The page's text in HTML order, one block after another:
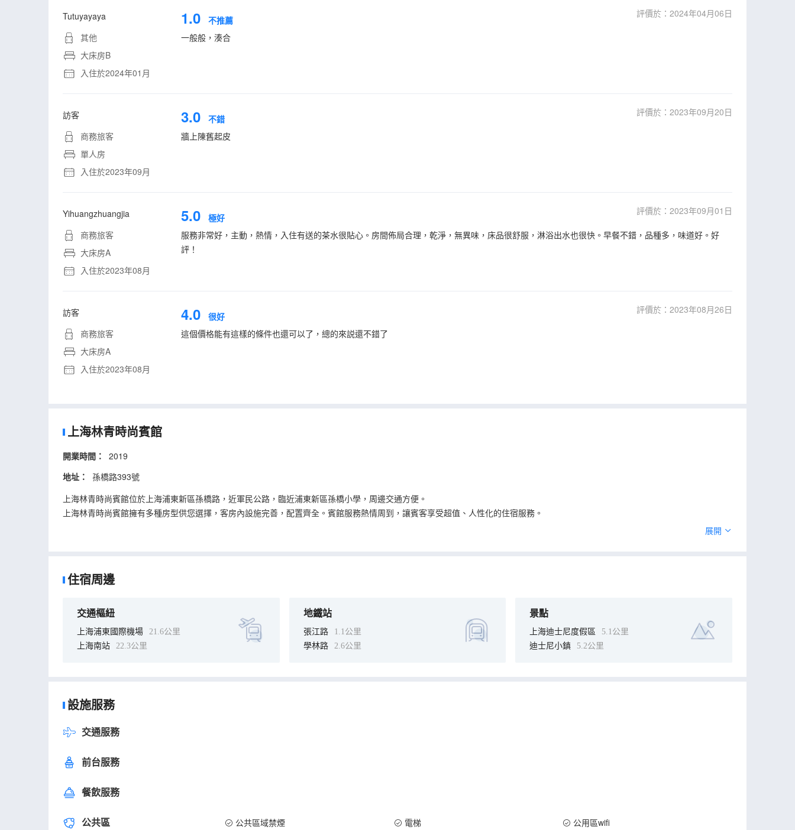
Tutuyayaya
其他
大床房B
入住於2024年01月
1.0 不推薦
評價於：2024年04月06日
一般般，湊合
訪客
商務旅客
單人房
入住於2023年09月
3.0 不錯
評價於：2023年09月20日
牆上陳舊起皮
Yihuangzhuangjia
商務旅客
大床房A
入住於2023年08月
5.0 極好
評價於：2023年09月01日
服務非常好，主動，熱情，入住有送的茶水很貼心。房間佈局合理，乾淨，無異味，床品很舒服，淋浴出水也很快。早餐不錯，品種多，味道好。好
評！
訪客
商務旅客
大床房A
入住於2023年08月
4.0 很好
評價於：2023年08月26日
這個價格能有這樣的條件也還可以了，總的來説還不錯了
上海林青時尚賓館
開業時間：
2019
地址：
孫橋路393號
上海林青時尚賓館位於上海浦東新區孫橋路，近軍民公路，臨近浦東新區孫橋小學，周邊交通方便。
上海林青時尚賓館擁有多種房型供您選擇，客房內設施完善，配置齊全。賓館服務熱情周到，讓賓客享受超值、人性化的住宿服務。
展開
住宿周邊
交通樞紐
上海浦東國際機場
21.6公里
上海南站
22.3公里
地鐵站
張江路
1.1公里
學林路
2.6公里
景點
上海迪士尼度假區
5.1公里
迪士尼小鎮
5.2公里
設施服務
交通服務
前台服務
餐飲服務
公共區 公共區域禁煙 電梯 公用區wifi